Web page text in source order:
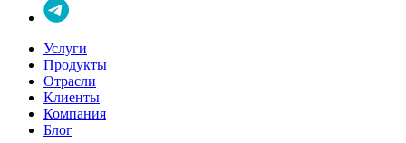
Услуги
Продукты
Отрасли
Клиенты
Компания
Блог